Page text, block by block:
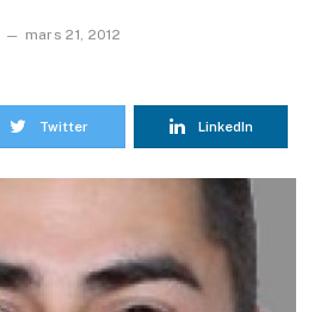
mars 21, 2012
Twitter LinkedIn